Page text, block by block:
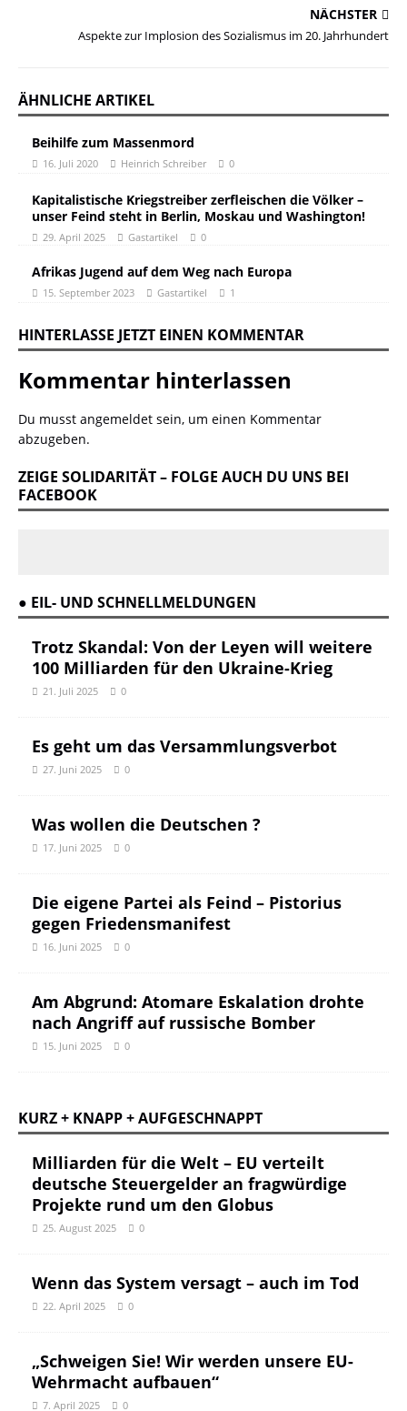
NÄCHSTER
Aspekte zur Implosion des Sozialismus im 20. Jahrhundert
ÄHNLICHE ARTIKEL
Beihilfe zum Massenmord
16. Juli 2020 Heinrich Schreiber 0
Kapitalistische Kriegstreiber zerfleischen die Völker –
unser Feind steht in Berlin, Moskau und Washington!
29. April 2025 Gastartikel 0
Afrikas Jugend auf dem Weg nach Europa
15. September 2023 Gastartikel 1
HINTERLASSE JETZT EINEN KOMMENTAR
Kommentar hinterlassen
Du musst angemeldet sein, um einen Kommentar
abzugeben.
ZEIGE SOLIDARITÄT – FOLGE AUCH DU UNS BEI
FACEBOOK
● EIL- UND SCHNELLMELDUNGEN
Trotz Skandal: Von der Leyen will weitere
100 Milliarden für den Ukraine-Krieg
21. Juli 2025 0
Es geht um das Versammlungsverbot
27. Juni 2025 0
Was wollen die Deutschen ?
17. Juni 2025 0
Die eigene Partei als Feind – Pistorius
gegen Friedensmanifest
16. Juni 2025 0
Am Abgrund: Atomare Eskalation drohte
nach Angriff auf russische Bomber
15. Juni 2025 0
KURZ + KNAPP + AUFGESCHNAPPT
Milliarden für die Welt – EU verteilt
deutsche Steuergelder an fragwürdige
Projekte rund um den Globus
25. August 2025 0
Wenn das System versagt – auch im Tod
22. April 2025 0
„Schweigen Sie! Wir werden unsere EU-
Wehrmacht aufbauen“
7. April 2025 0